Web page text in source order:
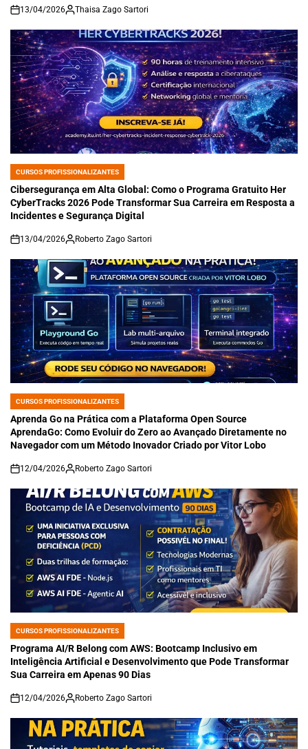
on
13/04/2026 Thaisa Zago Sartori
POSTED
IN
CURSOS PROFISSIONALIZANTES
Cibersegurança em Alta Global: Como o Programa Gratuito Her
CyberTracks 2026 Pode Transformar Sua Carreira em Resposta a
Incidentes e Segurança Digital
on
13/04/2026 Roberto Zago Sartori
POSTED
IN
CURSOS PROFISSIONALIZANTES
Aprenda Go na Prática com a Plataforma Open Source
AprendaGo: Como Evoluir do Zero ao Avançado Diretamente no
Navegador com um Método Inovador Criado por Vitor Lobo
on
12/04/2026 Roberto Zago Sartori
POSTED
IN
CURSOS PROFISSIONALIZANTES
Programa AI/R Belong com AWS: Bootcamp Inclusivo em
Inteligência Artificial e Desenvolvimento que Pode Transformar
Sua Carreira em Apenas 90 Dias
on
12/04/2026 Roberto Zago Sartori